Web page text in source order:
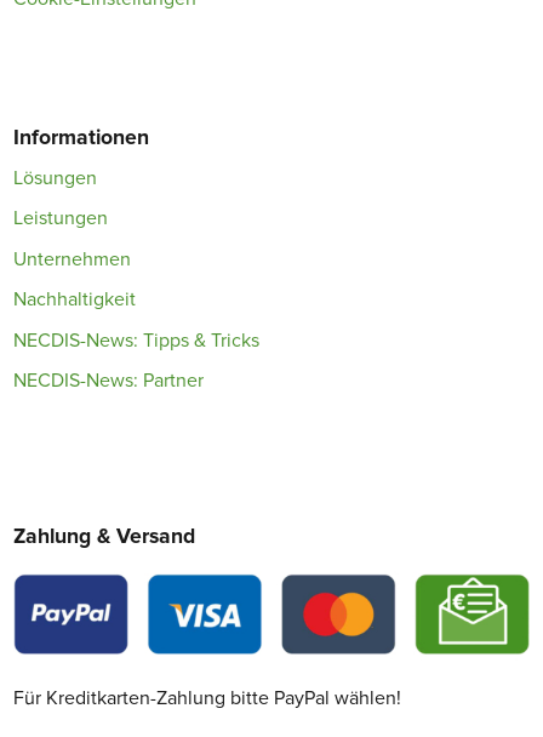
Informationen
Lösungen
Leistungen
Unternehmen
Nachhaltigkeit
NECDIS-News: Tipps & Tricks
NECDIS-News: Partner
Zahlung & Versand
Für Kreditkarten-Zahlung bitte PayPal wählen!